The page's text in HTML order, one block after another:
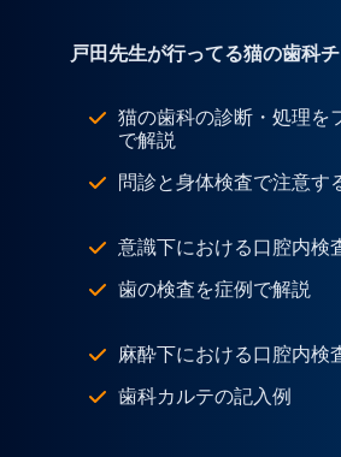
戸田先生が行ってる猫の歯科
猫の歯科の診断・処理を
で解説
問診と身体検査で注意す
意識下における口腔内検
歯の検査を症例で解説
麻酔下における口腔内検
歯科カルテの記入例